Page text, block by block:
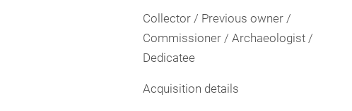
Collector / Previous owner /
Commissioner / Archaeologist /
Dedicatee
Acquisition details